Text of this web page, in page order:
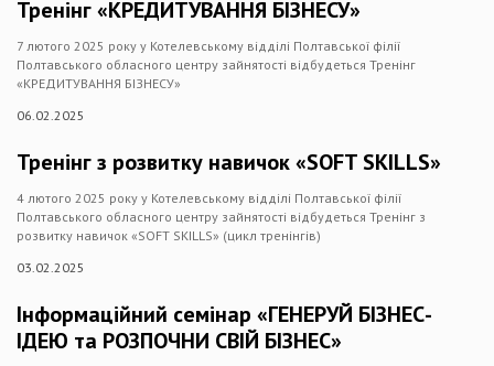
Тренінг «КРЕДИТУВАННЯ БІЗНЕСУ»
7 лютого 2025 року у Котелевському відділі Полтавської філії
Полтавського обласного центру зайнятості відбудеться Тренінг
«КРЕДИТУВАННЯ БІЗНЕСУ»
06.02.2025
Тренінг з розвитку навичок «SOFT SKILLS»
4 лютого 2025 року у Котелевському відділі Полтавської філії
Полтавського обласного центру зайнятості відбудеться Тренінг з
розвитку навичок «SOFT SKILLS» (цикл тренінгів)
03.02.2025
Інформаційний семінар «ГЕНЕРУЙ БІЗНЕС-
ІДЕЮ та РОЗПОЧНИ СВІЙ БІЗНЕС»